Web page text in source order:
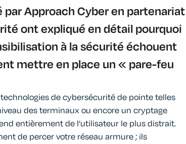
par Approach Cyber en partenariat
ont expliqué en détail pourquoi
à la sécurité échouent
mettre en place un « pare-feu
de cybersécurité de pointetelles
des terminaux ou encore un cryptage
entièrement de l’utilisateur le plus distrait.
de percer votre réseau armure; ils